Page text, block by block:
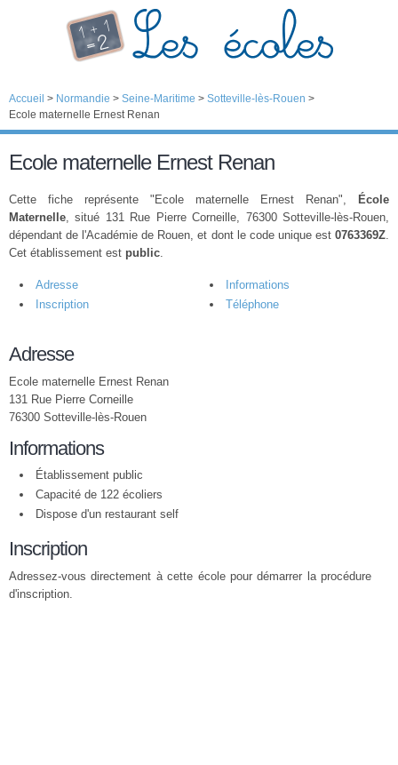
Accueil > Normandie > Seine-Maritime > Sotteville-lès-Rouen >
Ecole maternelle Ernest Renan
Ecole maternelle Ernest Renan
Cette fiche représente "Ecole maternelle Ernest Renan",
École
Maternelle, situé 131 Rue Pierre Corneille, 76300 Sotteville-lès-Rouen,
dépendant de l'Académie de Rouen, et dont le code unique est 0763369Z.
Cet établissement est public.
Adresse
Informations
Inscription
Téléphone
Adresse
Ecole maternelle Ernest Renan
131 Rue Pierre Corneille
76300 Sotteville-lès-Rouen
Informations
Établissement public
Capacité de 122 écoliers
Dispose d'un restaurant self
Inscription
Adressez-vous directement à cette école pour démarrer la procédure
d'inscription.